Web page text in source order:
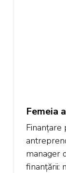
Femeia
Finanțare
manager
finanțării: